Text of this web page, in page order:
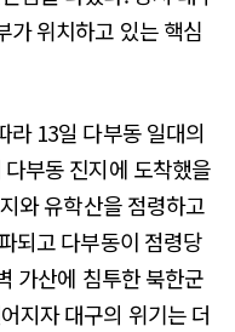
가 위치하고 있는 핵심
라 13일 다부동 일대의
부동 진지에 도착했을
와 유학산을 점령하고
되고 다부동이 점령당
가산에 침투한 북한군
지자 대구의 위기는 더